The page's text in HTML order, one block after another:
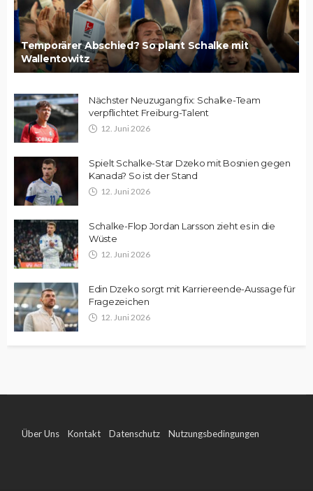
Temporärer Abschied? So plant Schalke mit
Wallentowitz
Nächster Neuzugang fix: Schalke-Team
verpflichtet Freiburg-Talent
12. Juni 2026
Spielt Schalke-Star Dzeko mit Bosnien gegen
Kanada? So ist der Stand
12. Juni 2026
Schalke-Flop Jordan Larsson zieht es in die
Wüste
12. Juni 2026
Edin Dzeko sorgt mit Karriereende-Aussage für
Fragezeichen
12. Juni 2026
Über Uns Kontakt Datenschutz Nutzungsbedingungen